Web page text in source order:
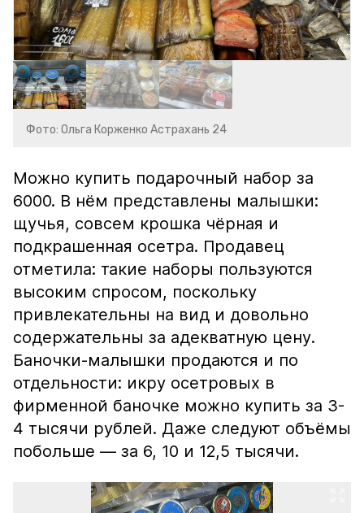
Фото: Ольга Корженко Астрахань 24
Можно купить подарочный набор за
6000. В нём представлены малышки:
щучья, совсем крошка чёрная и
подкрашенная осетра. Продавец
отметила: такие наборы пользуются
высоким спросом, поскольку
привлекательны на вид и довольно
содержательны за адекватную цену.
Баночки-малышки продаются и по
отдельности: икру осетровых в
фирменной баночке можно купить за 3-
4 тысячи рублей. Даже следуют объёмы
побольше — за 6, 10 и 12,5 тысячи.